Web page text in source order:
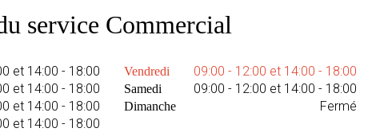
service Commercial
et 14:00 - 18:00
et 14:00 - 18:00
et 14:00 - 18:00
et 14:00 - 18:00
Vendredi 09:00 - 12:00 et 14:00 - 18:00
Samedi 09:00 - 12:00 et 14:00 - 18:00
Dimanche Fermé